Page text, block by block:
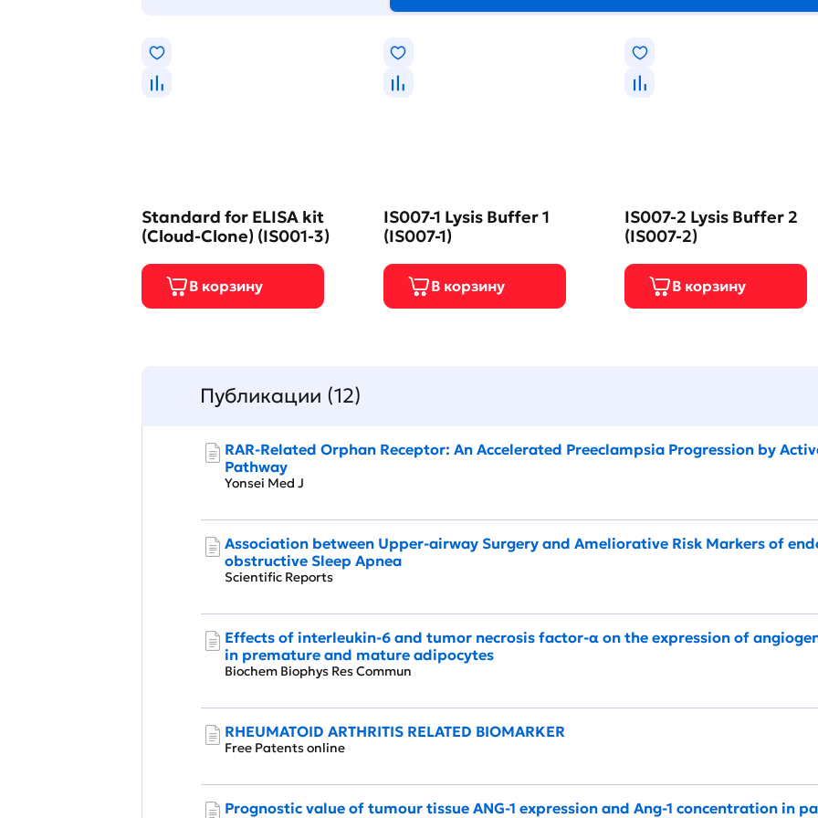
Standard for ELISA kit
(Cloud-Clone) (IS001-3)
IS007-1 Lysis Buffer 1
(IS007-1)
IS007-2 Lysis Buffer 2
(IS007-2)
Публикации (12)
RAR-Related Orphan Receptor: An Accelerated Preeclampsia Progression by
Pathway
Yonsei Med J
Association between Upper-airway Surgery and Ameliorative Risk Markers of
obstructive Sleep Apnea
Scientific Reports
Effects of interleukin-6 and tumor necrosis factor-α on the expression of
in premature and mature adipocytes
Biochem Biophys Res Commun
RHEUMATOID ARTHRITIS RELATED BIOMARKER
Free Patents online
Prognostic value of tumour tissue ANG-1 expression and Ang-1 concentration in